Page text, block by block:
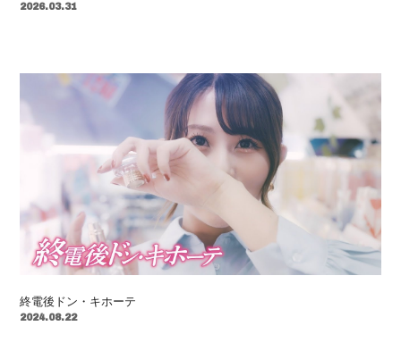
2026.03.31
終電後ドン・キホーテ
2024.08.22